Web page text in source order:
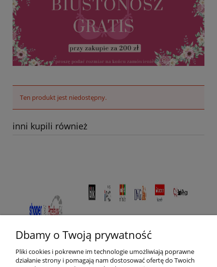
Ten produkt jest niedostępny.
inni kupili również
Dbamy o Twoją prywatność
Pliki cookies i pokrewne im technologie umożliwiają poprawne
działanie strony i pomagają nam dostosować ofertę do Twoich